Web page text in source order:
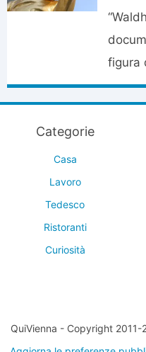
figura
Categorie
Casa
Lavoro
Tedesco
Ristoranti
Curiosità
QuiVienna - Copyright 2011-